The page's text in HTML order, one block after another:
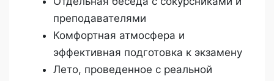
преподавателями
Комфортная атмосфера и
эффективная подготовка к экзамену
Лето, проведенное с реальной